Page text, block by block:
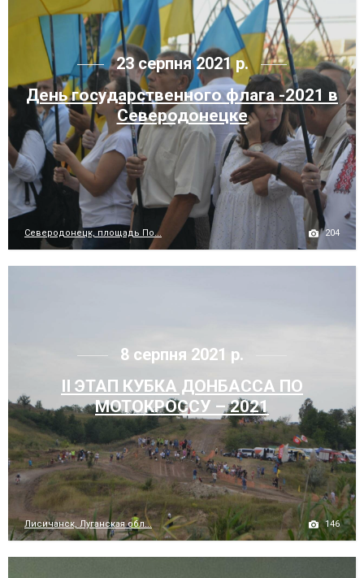
23 серпня 2021 р.
День государственного флага -2021 в
Северодонецке
Северодонецк, площадь По... 204
8 серпня 2021 р.
ІІ ЭТАП КУБКА ДОНБАССА ПО
МОТОКРОССУ – 2021
Лисичанск, Луганская обл... 146